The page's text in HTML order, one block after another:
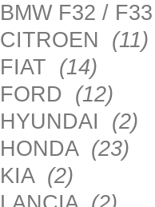
BMW F32 /
CITROEN (11)
FIAT (14)
FORD (12)
HYUNDAI (2)
HONDA (23)
KIA (2)